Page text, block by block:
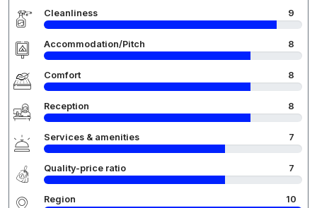
Cleanliness 9
Accommodation/Pitch 8
Comfort 8
Reception 8
Services & amenities 7
Quality-price ratio 7
Region 10